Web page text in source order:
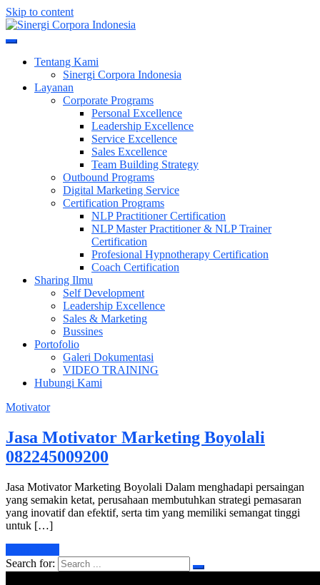
Skip to content
Sinergi Corpora Indonesia
Tentang Kami
Sinergi Corpora Indonesia
Layanan
Corporate Programs
Personal Excellence
Leadership Excellence
Service Excellence
Sales Excellence
Team Building Strategy
Outbound Programs
Digital Marketing Service
Certification Programs
NLP Practitioner Certification
NLP Master Practitioner & NLP Trainer
Certification
Profesional Hypnotherapy Certification
Coach Certification
Sharing Ilmu
Self Development
Leadership Excellence
Sales & Marketing
Bussines
Portofolio
Galeri Dokumentasi
VIDEO TRAINING
Hubungi Kami
Motivator
Jasa Motivator Marketing Boyolali
082245009200
Jasa Motivator Marketing Boyolali Dalam menghadapi persaingan
yang semakin ketat, perusahaan membutuhkan strategi pemasaran
yang inovatif dan efektif, serta tim yang memiliki semangat tinggi
untuk […]
Search for: